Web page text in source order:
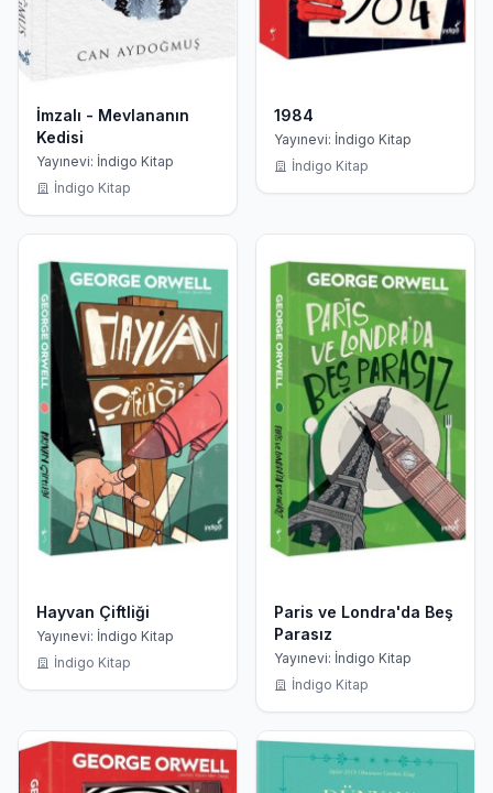
İmzalı - Mevlananın
Kedisi
Yayınevi: İndigo Kitap
İndigo Kitap
1984
Yayınevi: İndigo Kitap
İndigo Kitap
Hayvan Çiftliği
Yayınevi: İndigo Kitap
İndigo Kitap
Paris ve Londra'da Beş
Parasız
Yayınevi: İndigo Kitap
İndigo Kitap